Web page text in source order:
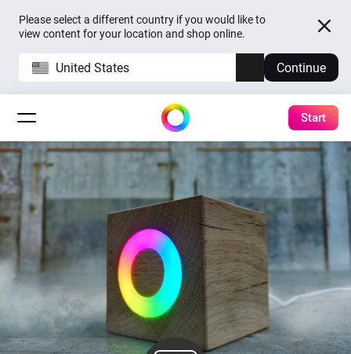
Please select a different country if you would like to
view content for your location and shop online.
United States Continue
Start